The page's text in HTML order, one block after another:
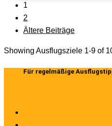
1
2
Ältere Beiträge
Showing Ausflugsziele 1-9 of
Für regelmäßige